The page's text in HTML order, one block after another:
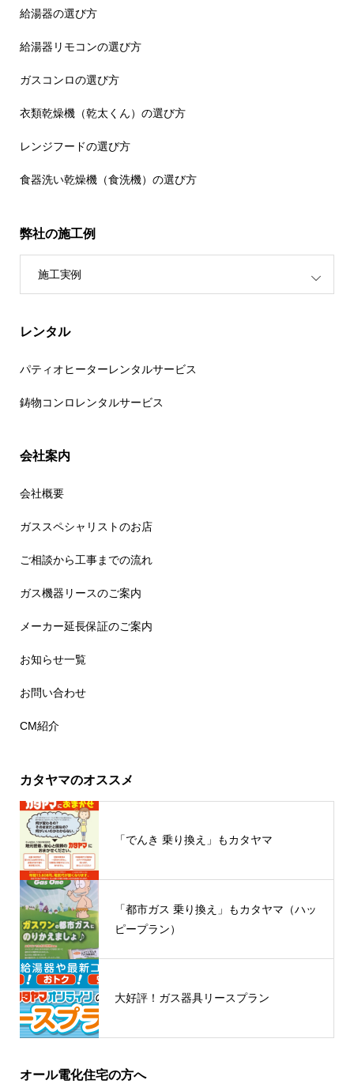
給湯器の選び方
給湯器リモコンの選び方
ガスコンロの選び方
衣類乾燥機（乾太くん）の選び方
レンジフードの選び方
食器洗い乾燥機（食洗機）の選び方
弊社の施工例
施工実例
レンタル
パティオヒーターレンタルサービス
鋳物コンロレンタルサービス
会社案内
会社概要
ガススペシャリストのお店
ご相談から工事までの流れ
ガス機器リースのご案内
メーカー延長保証のご案内
お知らせ一覧
お問い合わせ
CM紹介
カタヤマのオススメ
「でんき 乗り換え」もカタヤマ
「都市ガス 乗り換え」もカタヤマ（ハッ
ピープラン）
大好評！ガス器具リースプラン
オール電化住宅の方へ